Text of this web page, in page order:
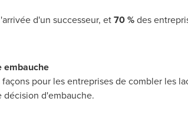
d'un successeur, et70 %des
embauche
pour les entreprises de combler les
décision d'embauche.